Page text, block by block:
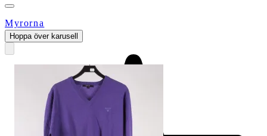
Myrorna
Hoppa över karusell